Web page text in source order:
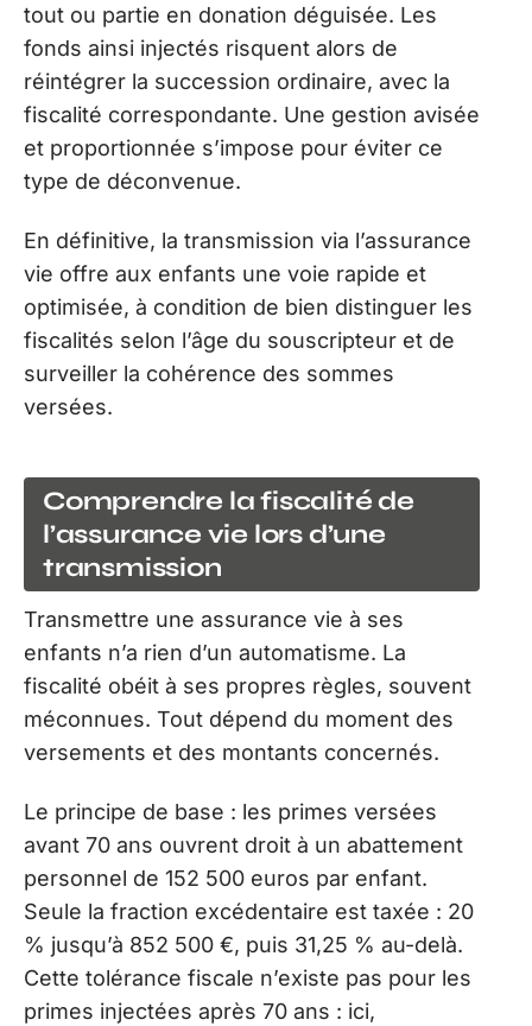
tout ou partie en donation déguisée. Les
fonds ainsi injectés risquent alors de
réintégrer la succession ordinaire, avec la
fiscalité correspondante. Une gestion avisée
et proportionnée s’impose pour éviter ce
type de déconvenue.
En définitive, la transmission via l’assurance
vie offre aux enfants une voie rapide et
optimisée, à condition de bien distinguer les
fiscalités selon l’âge du souscripteur et de
surveiller la cohérence des sommes
versées.
Comprendre la fiscalité de
l’assurance vie lors d’une
transmission
Transmettre une assurance vie à ses
enfants n’a rien d’un automatisme. La
fiscalité obéit à ses propres règles, souvent
méconnues. Tout dépend du moment des
versements et des montants concernés.
Le principe de base : les primes versées
avant 70 ans ouvrent droit à un abattement
personnel de 152 500 euros par enfant.
Seule la fraction excédentaire est taxée : 20
% jusqu’à 852 500 €, puis 31,25 % au-delà.
Cette tolérance fiscale n’existe pas pour les
primes injectées après 70 ans : ici,